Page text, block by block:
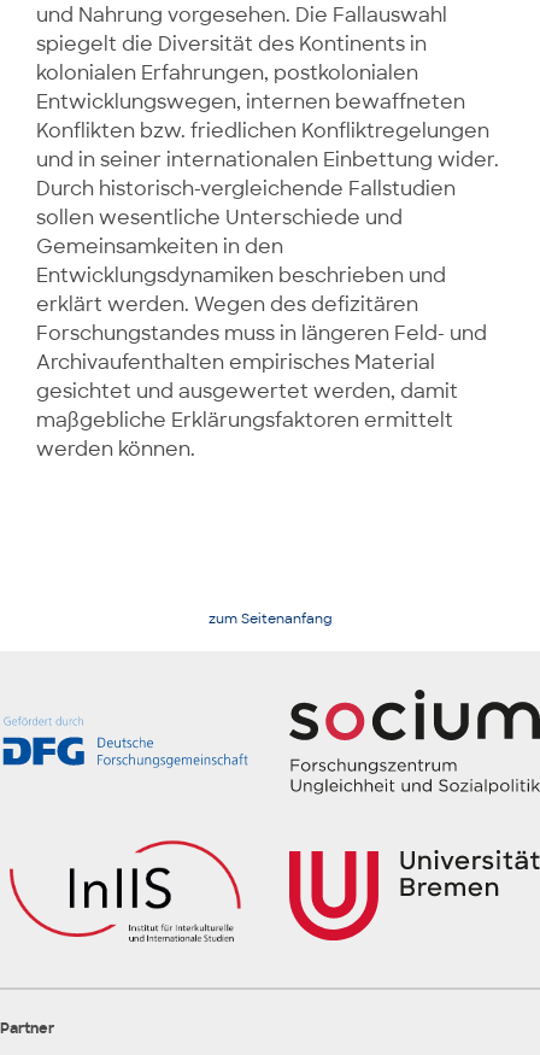
und Nahrung vorgesehen. Die Fallauswahl
spiegelt die Diversität des Kontinents in
kolonialen Erfahrungen, postkolonialen
Entwicklungswegen, internen bewaffneten
Konflikten bzw. friedlichen Konfliktregelungen
und in seiner internationalen Einbettung wider.
Durch historisch-vergleichende Fallstudien
sollen wesentliche Unterschiede und
Gemeinsamkeiten in den
Entwicklungsdynamiken beschrieben und
erklärt werden. Wegen des defizitären
Forschungstandes muss in längeren Feld- und
Archivaufenthalten empirisches Material
gesichtet und ausgewertet werden, damit
maßgebliche Erklärungsfaktoren ermittelt
werden können.
zum Seitenanfang
Partner